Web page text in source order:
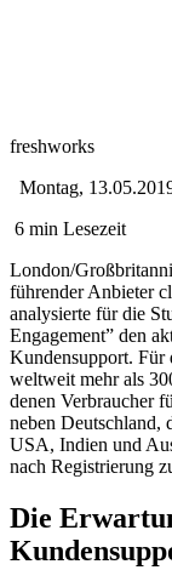
freshworks
Montag,
6 min Lesezeit
London/
führender Anbieter
analysierte für die
Engagement” den
Kundensupport. Für
weltweit mehr als
denen Verbraucher
neben Deutschland,
USA, Indien und
nach Registrierung
Die